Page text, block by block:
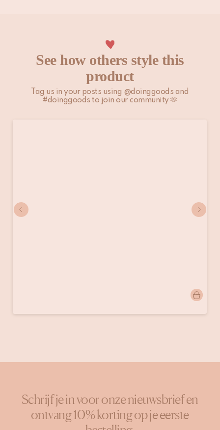
See how others style this
product
Tag us in your posts using @doinggoods and
#doinggoods to join our community 🫶
gepubliceerd
Schrijf je in voor onze nieuwsbrief en
ontvang 10% korting op je eerste